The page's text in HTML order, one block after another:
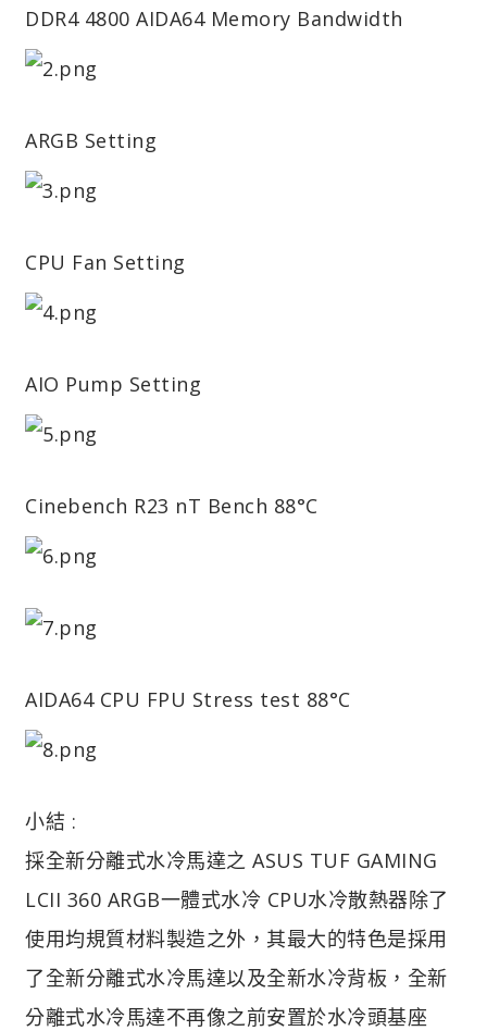
DDR4 4800 AIDA64 Memory Bandwidth
ARGB Setting
CPU Fan Setting
AIO Pump Setting
Cinebench R23 nT Bench 88°C
AIDA64 CPU FPU Stress test 88°C
小結 :
採全新分離式水冷馬達之 ASUS TUF GAMING
LCII 360 ARGB一體式水冷 CPU水冷散熱器除了
使用均規質材料製造之外，其最大的特色是採用
了全新分離式水冷馬達以及全新水冷背板，全新
分離式水冷馬達不再像之前安置於水冷頭基座